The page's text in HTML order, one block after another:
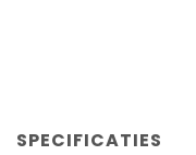
SPECIFICATIES